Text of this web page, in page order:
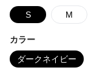
S M
カラー
ダークネイビー